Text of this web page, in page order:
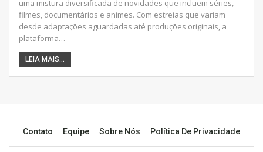
uma mistura diversificada de novidades que incluem séries,
filmes, documentários e animes. Com estreias que variam
desde adaptações aguardadas até produções originais, a
plataforma…
LEIA MAIS...
Contato Equipe Sobre Nós Política De Privacidade